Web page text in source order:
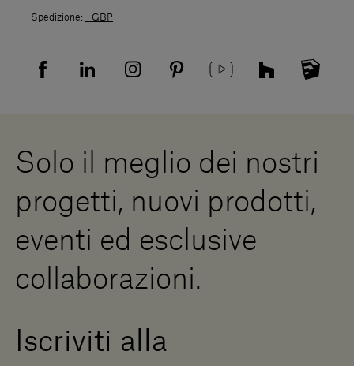
Mappa del sito
Diventa un rivenditore
Press Area
Politica di Reso
Informativa Privacy fornitori
Spedizione: - GBP
Solo il meglio dei nostri
progetti, nuovi prodotti,
eventi ed esclusive
collaborazioni.
Iscriviti alla